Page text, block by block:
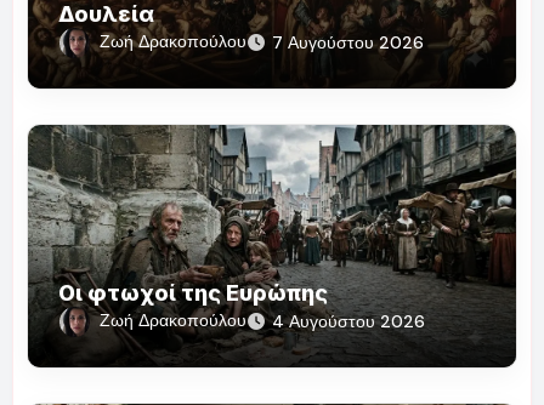
Δουλεία
Ζωή Δρακοπούλου 7 Αυγούστου 2026
Οι φτωχοί της Ευρώπης
Ζωή Δρακοπούλου 4 Αυγούστου 2026